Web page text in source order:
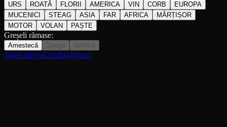
URS ROATĂ FLORII AMERICA VIN CORB
EUROPA
MUCENICI
STEAG ASIA FAR AFRICA
MĂRȚIȘOR
MOTOR
VOLAN PAȘTE
Greșeli rămase:
Amestecă Șterge Verifică
Toată arhivaContinuă jocul